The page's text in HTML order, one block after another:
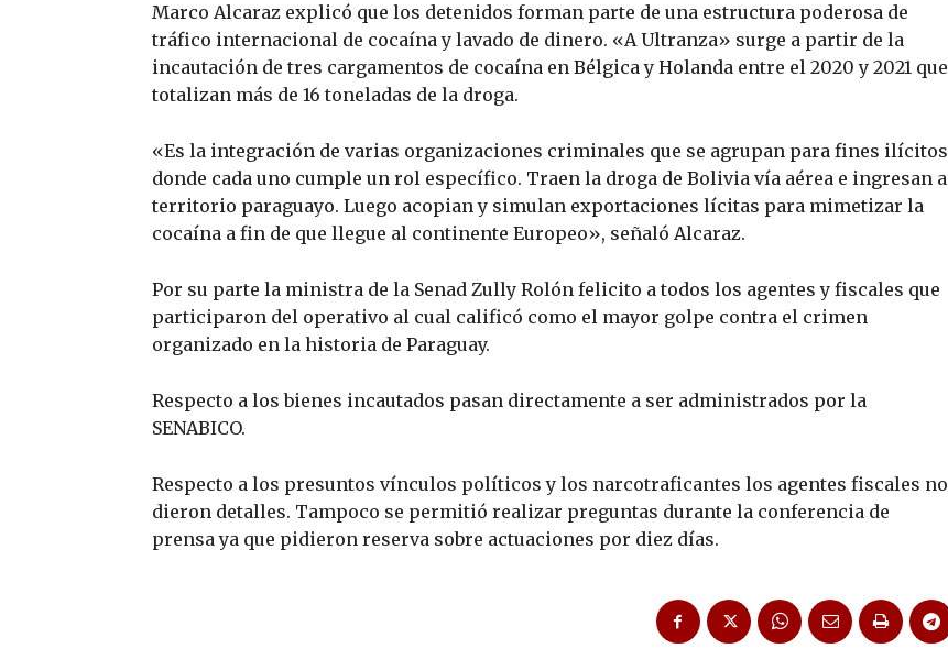
Marco Alcaraz explicó que los detenidos forman parte de una estructura poderosa de
tráfico internacional de cocaína y lavado de dinero. «A Ultranza» surge a partir de la
incautación de tres cargamentos de cocaína en Bélgica y Holanda entre el 2020 y 2021 que
totalizan más de 16 toneladas de la droga.
«Es la integración de varias organizaciones criminales que se agrupan para fines ilícitos
donde cada uno cumple un rol específico. Traen la droga de Bolivia vía aérea e ingresan a
territorio paraguayo. Luego acopian y simulan exportaciones lícitas para mimetizar la
cocaína a fin de que llegue al continente Europeo», señaló Alcaraz.
Por su parte la ministra de la Senad Zully Rolón felicito a todos los agentes y fiscales que
participaron del operativo al cual calificó como el mayor golpe contra el crimen
organizado en la historia de Paraguay.
Respecto a los bienes incautados pasan directamente a ser administrados por la
SENABICO.
Respecto a los presuntos vínculos políticos y los narcotraficantes los agentes fiscales no
dieron detalles. Tampoco se permitió realizar preguntas durante la conferencia de
prensa ya que pidieron reserva sobre actuaciones por diez días.